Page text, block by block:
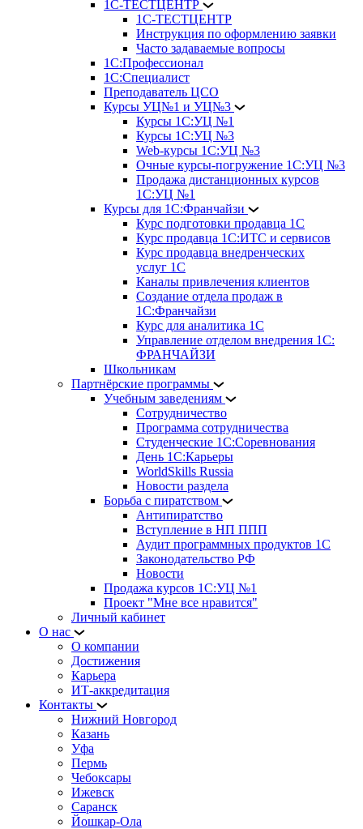
1С-ТЕСТЦЕНТР
1С-ТЕСТЦЕНТР
Инструкция по оформлению заявки
Часто задаваемые вопросы
1С:Профессионал
1С:Специалист
Преподаватель ЦСО
Курсы УЦ№1 и УЦ№3
Курсы 1С:УЦ №1
Курсы 1С:УЦ №3
Web-курсы 1С:УЦ №3
Очные курсы-погружение 1С:УЦ №3
Продажа дистанционных курсов
1С:УЦ №1
Курсы для 1С:Франчайзи
Курс подготовки продавца 1С
Курс продавца 1С:ИТС и сервисов
Курс продавца внедренческих
услуг 1С
Каналы привлечения клиентов
Создание отдела продаж в
1С:Франчайзи
Курс для аналитика 1С
Управление отделом внедрения 1С:
ФРАНЧАЙЗИ
Школьникам
Партнёрские программы
Учебным заведениям
Сотрудничество
Программа сотрудничества
Студенческие 1С:Соревнования
День 1С:Карьеры
WorldSkills Russia
Новости раздела
Борьба с пиратством
Антипиратство
Вступление в НП ППП
Аудит программных продуктов 1С
Законодательство РФ
Новости
Продажа курсов 1С:УЦ №1
Проект "Мне все нравится"
Личный кабинет
О нас
О компании
Достижения
Карьера
ИТ-аккредитация
Контакты
Нижний Новгород
Казань
Уфа
Пермь
Чебоксары
Ижевск
Саранск
Йошкар-Ола